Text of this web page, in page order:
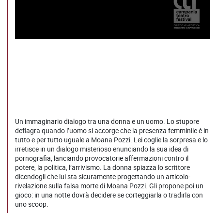
Un immaginario dialogo tra una donna e un uomo. Lo stupore
deflagra quando l’uomo si accorge che la presenza femminile è in
tutto e per tutto uguale a Moana Pozzi. Lei coglie la sorpresa e lo
irretisce in un dialogo misterioso enunciando la sua idea di
pornografia, lanciando provocatorie affermazioni contro il
potere, la politica, l’arrivismo. La donna spiazza lo scrittore
dicendogli che lui sta sicuramente progettando un articolo-
rivelazione sulla falsa morte di Moana Pozzi. Gli propone poi un
gioco: in una notte dovrà decidere se corteggiarla o tradirla con
uno scoop.